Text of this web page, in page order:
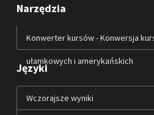
Narzędzia
Konwerter kursów - Konwersja
ułamkowych i amerykańskich
Języki
Wczorajsze wyniki